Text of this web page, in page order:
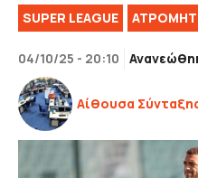
SUPER LEAGUE
04/10/25 - 20:10
Αίθουσα